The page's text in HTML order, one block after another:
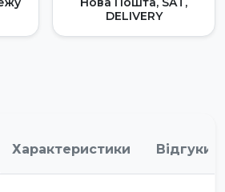
DELIVERY
Характеристики Відгуки